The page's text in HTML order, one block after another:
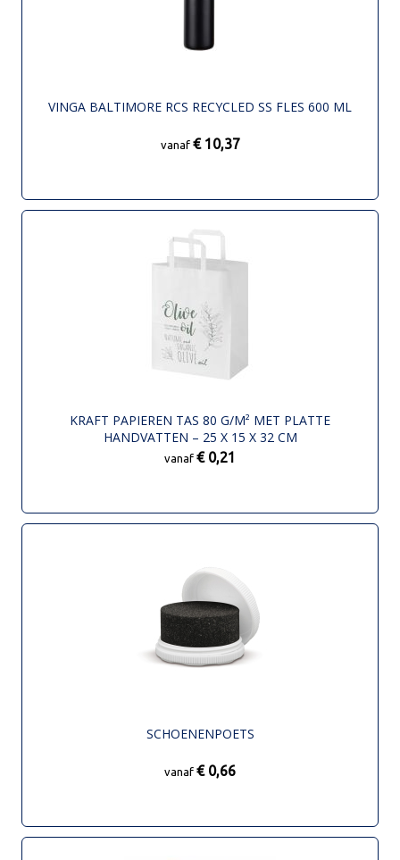
VINGA BALTIMORE RCS RECYCLED SS FLES 600 ML
vanaf € 10,37
KRAFT PAPIEREN TAS 80 G/M² MET PLATTE
HANDVATTEN – 25 X 15 X 32 CM
vanaf € 0,21
SCHOENENPOETS
vanaf € 0,66